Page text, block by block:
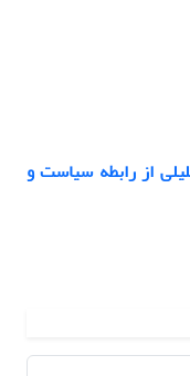
از رابطه سیاست و